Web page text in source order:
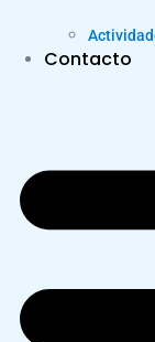
Contacto